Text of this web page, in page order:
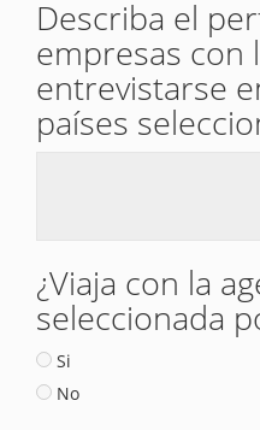
Describa el
empresas con
entrevistarse
países
¿Viaja con la
seleccionada
Si
No